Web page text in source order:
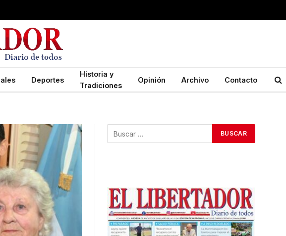
Deportes
Historia y
Tradiciones
Opinión Archivo Contacto